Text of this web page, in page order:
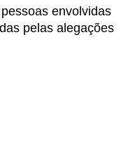
envolvidas
pelas alegações